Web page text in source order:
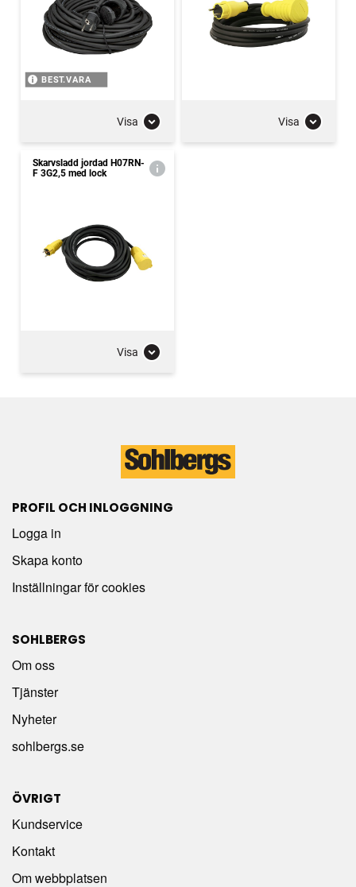
BEST.VARA
Visa Visa
Skarvsladd jordad H07RN-
F 3G2,5 med lock
Visa
PROFIL OCH INLOGGNING
Logga in
Skapa konto
Inställningar för cookies
SOHLBERGS
Om oss
Tjänster
Nyheter
sohlbergs.se
ÖVRIGT
Kundservice
Kontakt
Om webbplatsen